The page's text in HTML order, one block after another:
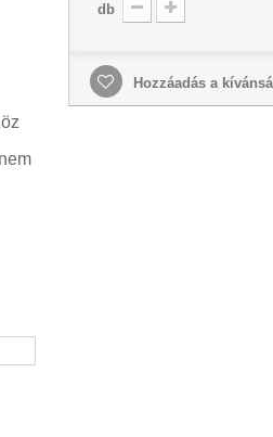
db
Hozzáadás a